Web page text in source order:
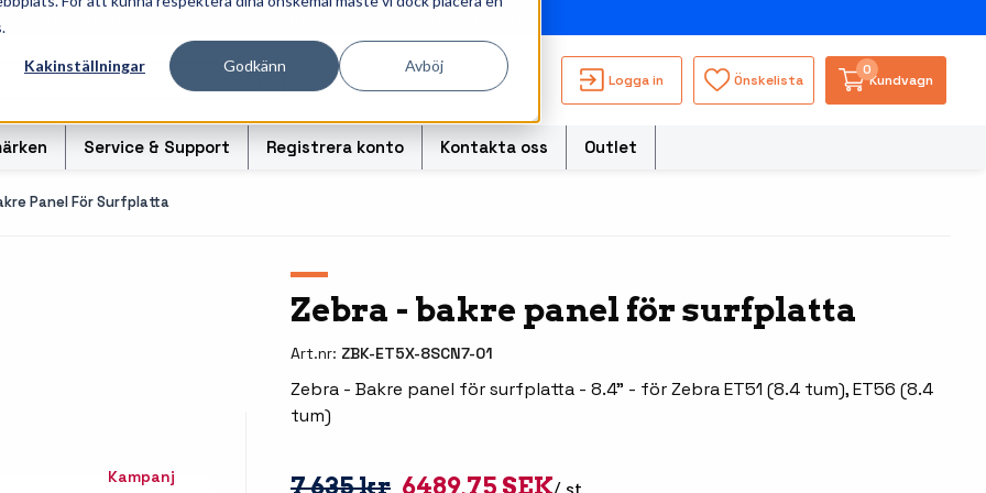
Kakinställningar Godkänn Avböj
Logga in Önskelista Kundvagn
0
Handhållna streckkodsläsare
Streckkodsverifierare
Tillbehör streckkodsläsare
Handdatorer
Wearable Computers
Truckdatorerer och
Ruggade tablets
Besökssystem
Service & Support Registrera konto Kontakta oss Outlet
Panel För Surfplatta
Kampanj
Zebra - bakre panel för surfplatta
Art.nr: ZBK-ET5X-8SCN7-01
Zebra - Bakre panel för surfplatta - 8.4" - för Zebra ET51 (8.4 tum), ET56 (8.4
tum)
7 635 kr 6489,75 SEK